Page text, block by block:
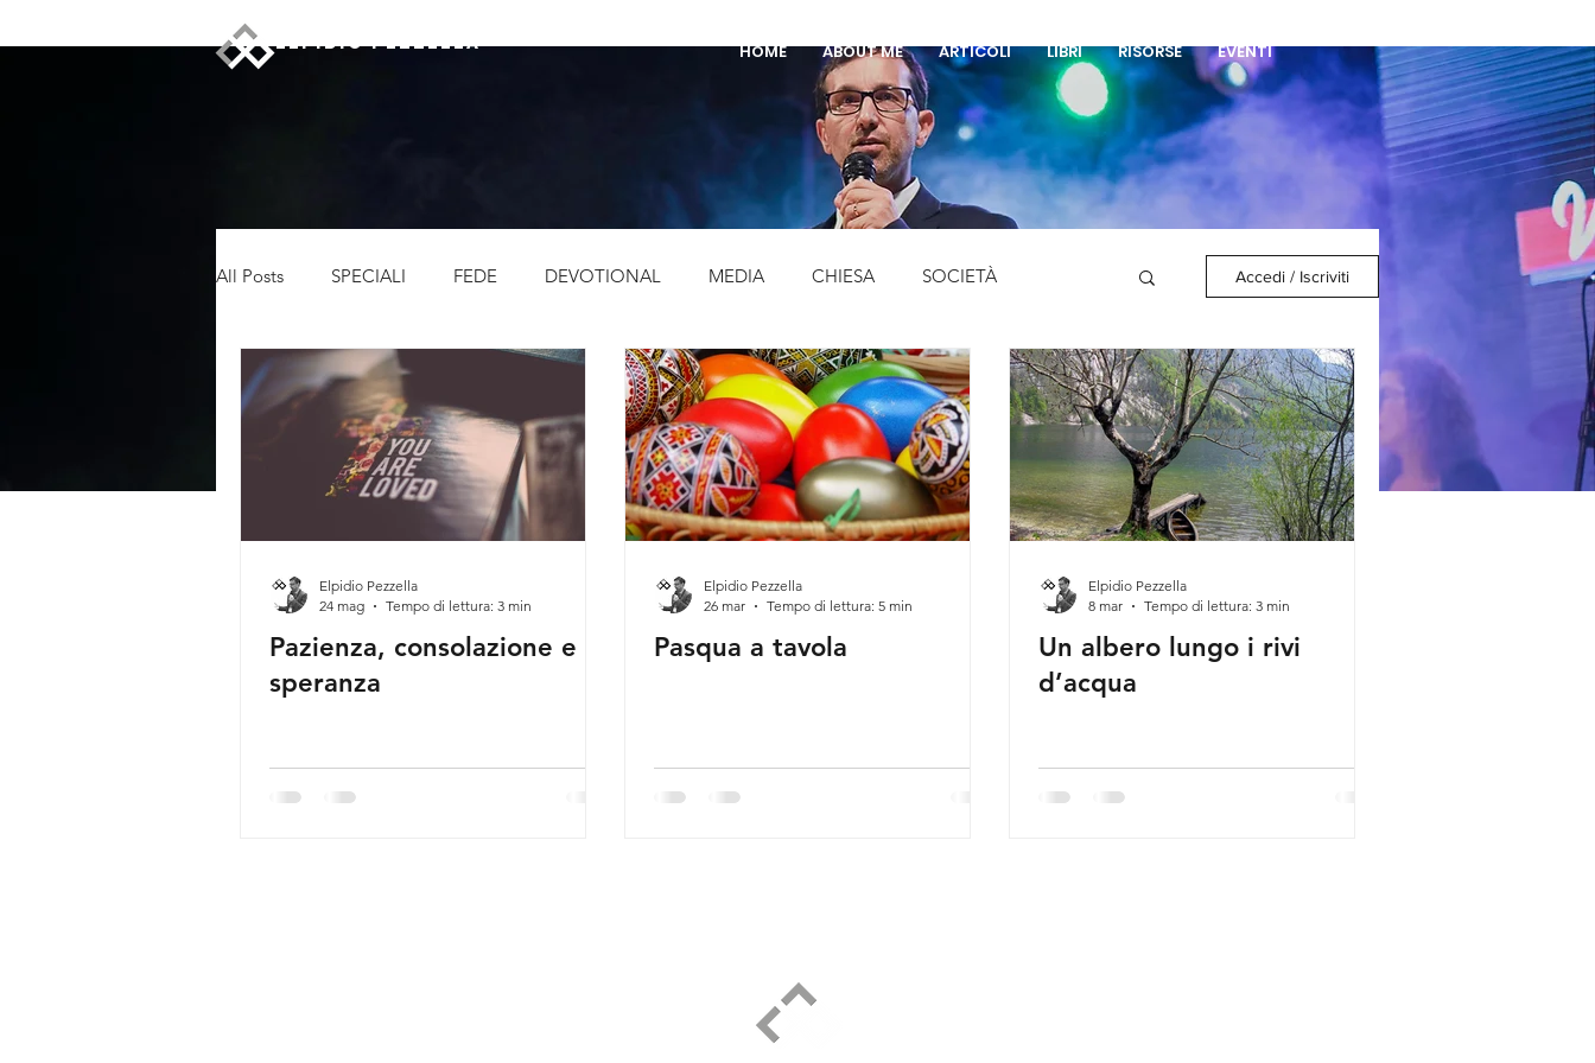
ELPIDIO PEZZELLA HOME ABOUT ME ARTICOLI LIBRI RISORSE EVENTI
All Posts SPECIALI FEDE DEVOTIONAL MEDIA CHIESA SOCIETÀ
LEADERSHIP EVENTI LIBRI MUSICA STORIA FESTE
CRONACA NEWS DISCEPOLATO PENTECOSTALI CURIOSITA' preghiera
Accedi / Iscriviti
Pazienza, consolazione e
speranza
Elpidio Pezzella
24 mag
Tempo di lettura: 3 min
Pasqua a tavola
Elpidio Pezzella
26 mar
Tempo di lettura: 5 min
Un albero lungo i rivi
d’acqua
Elpidio Pezzella
8 mar
Tempo di lettura: 3 min